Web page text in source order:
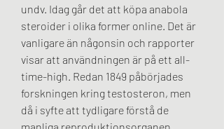
undv. Idag går det att köpa anabola
steroider i olika former online. Det är
vanligare än någonsin och rapporter
visar att användningen är på ett all-
time-high. Redan 1849 påbörjades
forskningen kring testosteron, men
då i syfte att tydligare förstå de